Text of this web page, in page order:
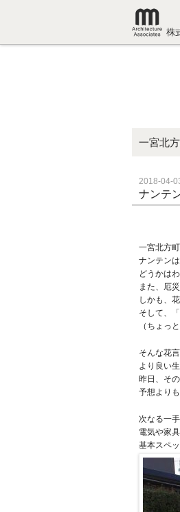
一宮北
2018-04-
ナンテ
一宮北方
ナンテン
どうかは
また、厄
しかも、
そして、
（ちょっ
そんな花
より良い
昨日、そ
予想より
次なる一
電気や家
基本スペ